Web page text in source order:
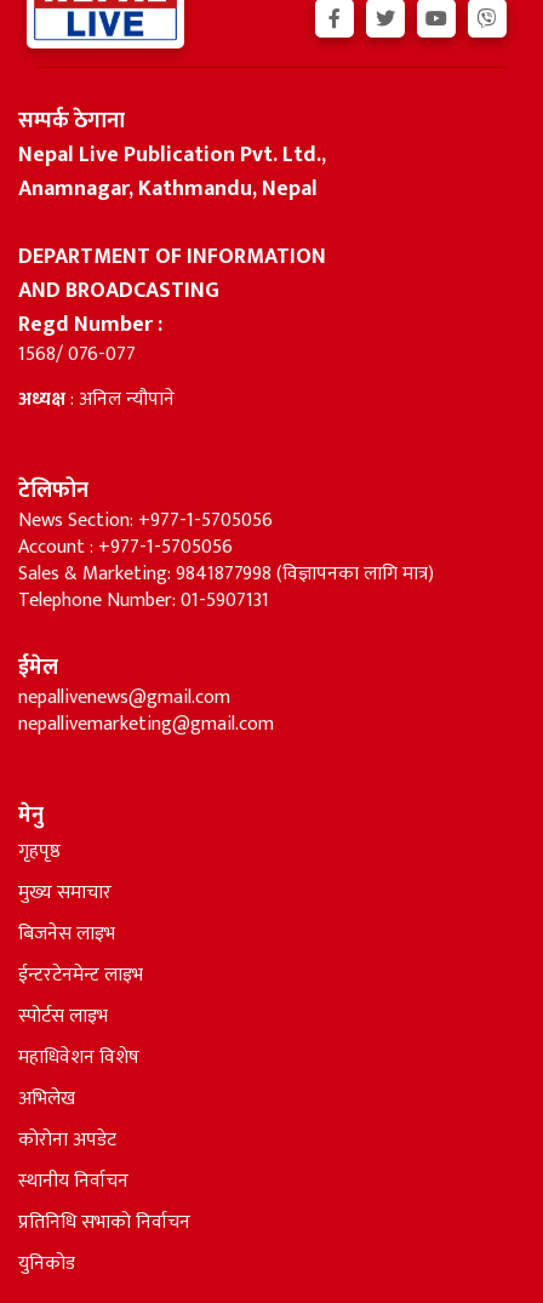
सम्पर्क ठेगाना
Nepal Live Publication Pvt. Ltd.,
Anamnagar, Kathmandu, Nepal
DEPARTMENT OF INFORMATION
AND BROADCASTING
Regd Number :
1568/ 076-077
अध्यक्ष: अनिल न्यौपाने
टेलिफोन
News Section: +977-1-5705056
Account : +977-1-5705056
Sales & Marketing: 9841877998 (विज्ञापनका लागि मात्र)
Telephone Number: 01-5907131
ईमेल
nepallivenews@gmail.com
nepallivemarketing@gmail.com
मेनु
गृहपृष्ठ
मुख्य समाचार
बिजनेस लाइभ
ईन्टरटेनमेन्ट लाइभ
स्पोर्टस लाइभ
महाधिवेशन विशेष
अभिलेख
कोरोना अपडेट
स्थानीय निर्वाचन
प्रतिनिधि सभाकाे निर्वाचन
युनिकोड